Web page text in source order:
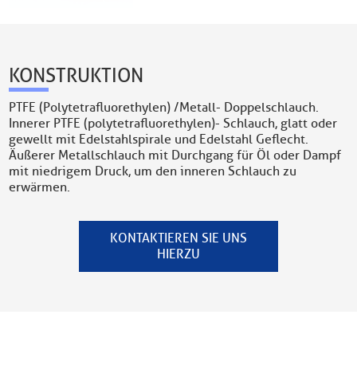
KONSTRUKTION
PTFE (Polytetrafluorethylen) /Metall- Doppelschlauch.
Innerer PTFE (polytetrafluorethylen)- Schlauch, glatt oder
gewellt mit Edelstahlspirale und Edelstahl Geflecht.
Äußerer Metallschlauch mit Durchgang für Öl oder Dampf
mit niedrigem Druck, um den inneren Schlauch zu
erwärmen.
KONTAKTIEREN SIE UNS
HIERZU